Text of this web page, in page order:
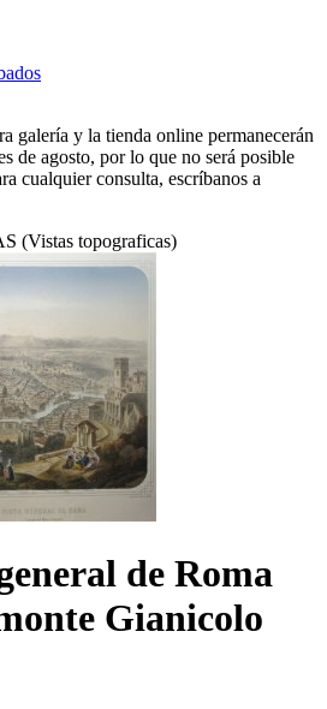
galería y la tienda online permanecerán
de agosto, por lo que no será posible
cualquier consulta, escríbanos a
(Vistas topograficas)
de Roma
Gianicolo